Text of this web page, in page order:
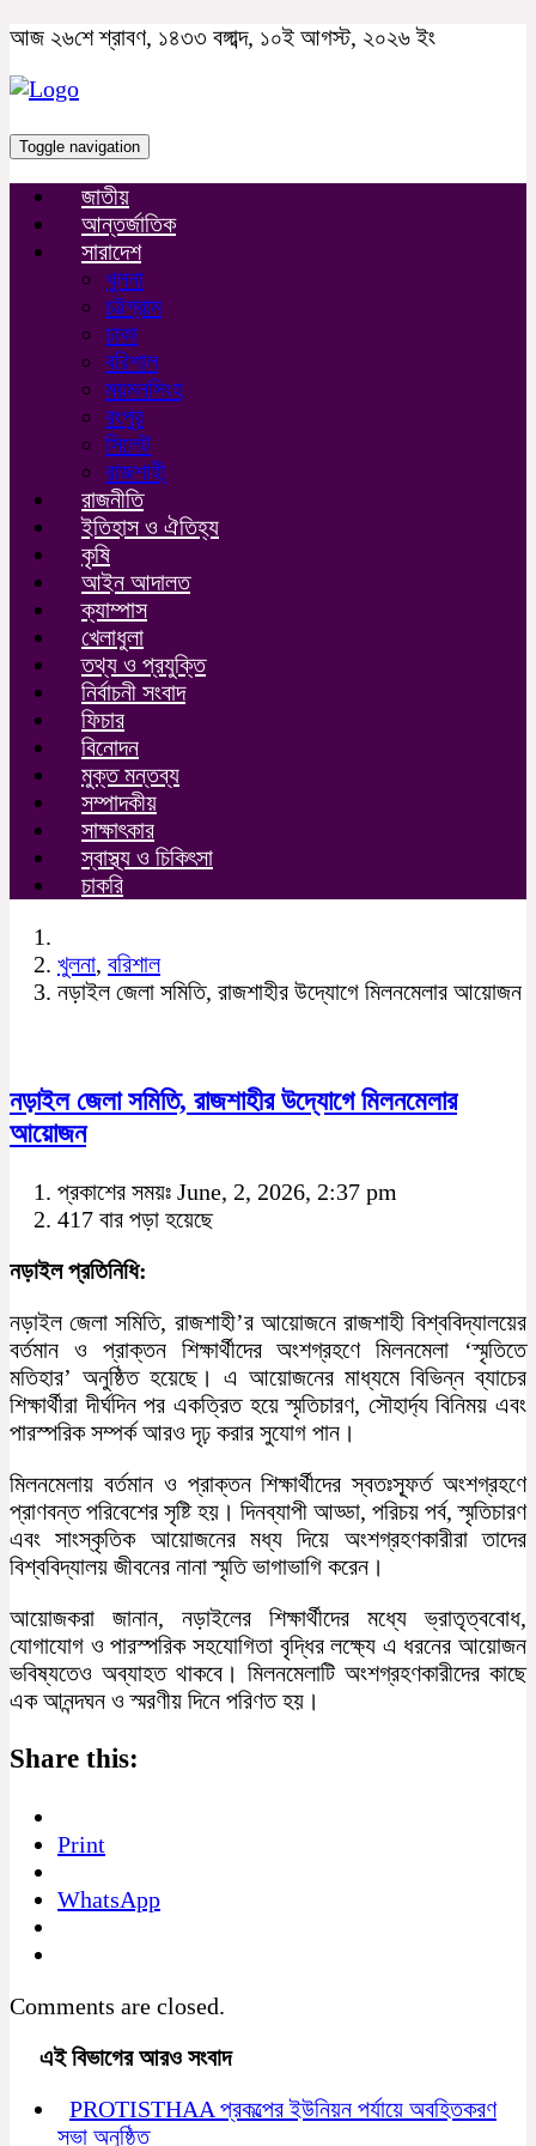
আজ ২৬শে শ্রাবণ, ১৪৩৩ বঙ্গাব্দ, ১০ই আগস্ট, ২০২৬ ইং
Toggle navigation
জাতীয়
আন্তর্জাতিক
সারাদেশ
খুলনা
চট্টগ্রাম
ঢাকা
বরিশাল
ময়মনসিংহ
রংপুর
সিলেট
রাজশাহী
রাজনীতি
ইতিহাস ও ঐতিহ্য
কৃষি
আইন আদালত
ক্যাম্পাস
খেলাধুলা
তথ্য ও প্রযুক্তি
নির্বাচনী সংবাদ
ফিচার
বিনোদন
মুক্ত মন্তব্য
সম্পাদকীয়
সাক্ষাৎকার
স্বাস্থ্য ও চিকিৎসা
চাকরি
খুলনা, বরিশাল
নড়াইল জেলা সমিতি, রাজশাহীর উদ্যোগে মিলনমেলার আয়োজন
নড়াইল জেলা সমিতি, রাজশাহীর উদ্যোগে মিলনমেলার
আয়োজন
প্রকাশের সময়ঃ June, 2, 2026, 2:37 pm
417 বার পড়া হয়েছে
নড়াইল প্রতিনিধি:
নড়াইল জেলা সমিতি, রাজশাহী’র আয়োজনে রাজশাহী বিশ্ববিদ্যালয়ের
বর্তমান ও প্রাক্তন শিক্ষার্থীদের অংশগ্রহণে মিলনমেলা ‘স্মৃতিতে
মতিহার’ অনুষ্ঠিত হয়েছে। এ আয়োজনের মাধ্যমে বিভিন্ন ব্যাচের
শিক্ষার্থীরা দীর্ঘদিন পর একত্রিত হয়ে স্মৃতিচারণ, সৌহার্দ্য বিনিময় এবং
পারস্পরিক সম্পর্ক আরও দৃঢ় করার সুযোগ পান।
মিলনমেলায় বর্তমান ও প্রাক্তন শিক্ষার্থীদের স্বতঃস্ফূর্ত অংশগ্রহণে
প্রাণবন্ত পরিবেশের সৃষ্টি হয়। দিনব্যাপী আড্ডা, পরিচয় পর্ব, স্মৃতিচারণ
এবং সাংস্কৃতিক আয়োজনের মধ্য দিয়ে অংশগ্রহণকারীরা তাদের
বিশ্ববিদ্যালয় জীবনের নানা স্মৃতি ভাগাভাগি করেন।
আয়োজকরা জানান, নড়াইলের শিক্ষার্থীদের মধ্যে ভ্রাতৃত্ববোধ,
যোগাযোগ ও পারস্পরিক সহযোগিতা বৃদ্ধির লক্ষ্যে এ ধরনের আয়োজন
ভবিষ্যতেও অব্যাহত থাকবে। মিলনমেলাটি অংশগ্রহণকারীদের কাছে
এক আনন্দঘন ও স্মরণীয় দিনে পরিণত হয়।
Share this:
Print
WhatsApp
Comments are closed.
এই বিভাগের আরও সংবাদ
PROTISTHAA প্রকল্পের ইউনিয়ন পর্যায়ে অবহিতকরণ
সভা অনুষ্ঠিত